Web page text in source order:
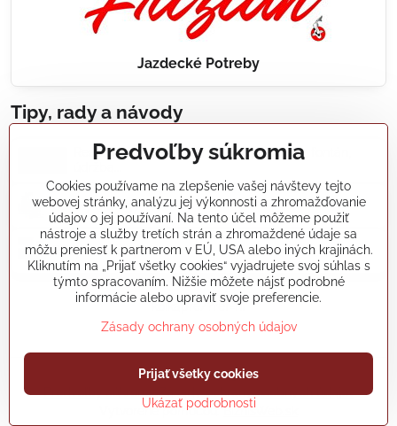
Jazdecké Potreby
Tipy, rady a návody
Realizácie záhradných jazierok, bazénov, fontán,
Články a blogy
Rady a návody
koikapre/?ref=hl
©2026Copyright
Predvoľby súkromiaZásady ochrany osobných údajov
Vytvorené pomocou:BiznisWeb.sk
Predvoľby súkromia
Cookies používame na zlepšenie vašej návštevy tejto
webovej stránky, analýzu jej výkonnosti a zhromažďovanie
údajov o jej používaní. Na tento účel môžeme použiť
nástroje a služby tretích strán a zhromaždené údaje sa
môžu preniesť k partnerom v EÚ, USA alebo iných krajinách.
Kliknutím na „Prijať všetky cookies“ vyjadrujete svoj súhlas s
týmto spracovaním. Nižšie môžete nájsť podrobné
informácie alebo upraviť svoje preferencie.
Zásady ochrany osobných údajov
Ukázať podrobnosti
Prijať všetky cookies